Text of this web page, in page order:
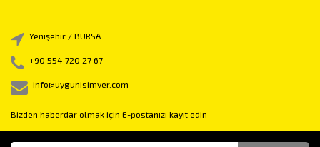
Yenişehir / BURSA
+90 554 720 27 67
info@uygunisimver.com
Bizden haberdar olmak için E-postanızı kayıt edin